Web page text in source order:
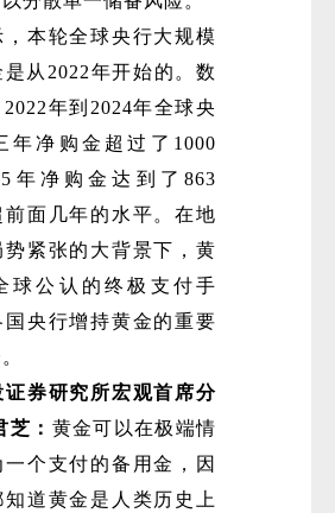
，本轮全球央行大规模
从2022年开始的。数
年到2024年全球央
年净购金超过了1000
年净购金达到了863
前面几年的水平。在地
势紧张的大背景下，黄
球公认的终极支付手
国央行增持黄金的重要
证券研究所宏观首席分
芝： 黄金可以在极端情
个支付的备用金，因
知道黄金是人类历史上